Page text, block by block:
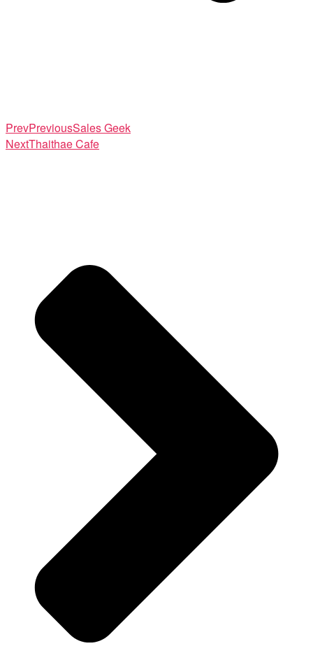
PrevPreviousSales Geek
NextThaithae Cafe